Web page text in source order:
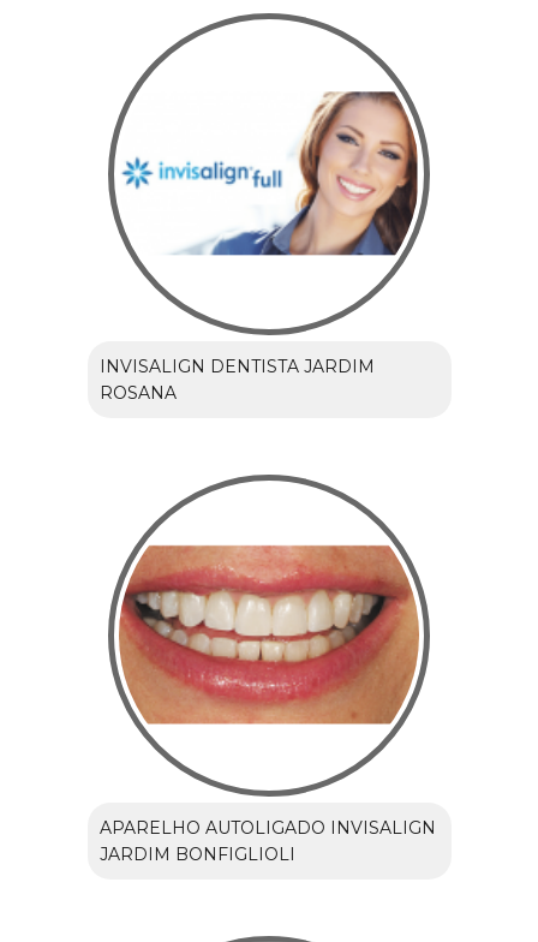
INVISALIGN DENTISTA JARDIM
ROSANA
APARELHO AUTOLIGADO INVISALIGN
JARDIM BONFIGLIOLI